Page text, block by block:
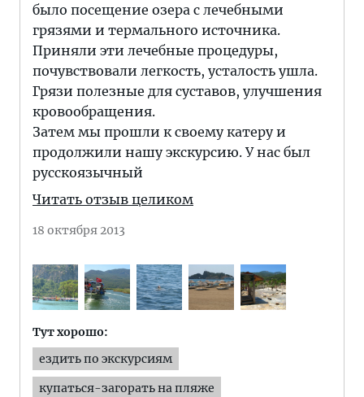
было посещение озера с лечебными
грязями и термального источника.
Приняли эти лечебные процедуры,
почувствовали легкость, усталость ушла.
Грязи полезные для суставов, улучшения
кровообращения.
Затем мы прошли к своему катеру и
продолжили нашу экскурсию. У нас был
русскоязычный
Читать отзыв целиком
18 октября 2013
Тут хорошо:
ездить по экскурсиям
купаться-загорать на пляже